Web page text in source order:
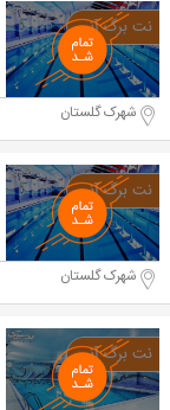
شهرک گلستان
شهرک گلستان